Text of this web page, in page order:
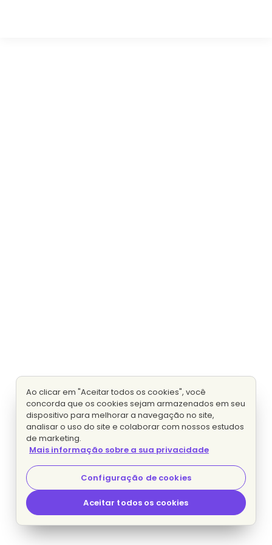
Ao clicar em "Aceitar todos os cookies", você
concorda que os cookies sejam armazenados em seu
dispositivo para melhorar a navegação no site,
analisar o uso do site e colaborar com nossos estudos
de marketing.
Mais informação sobre a sua privacidade
Configuração de cookies
Aceitar todos os cookies